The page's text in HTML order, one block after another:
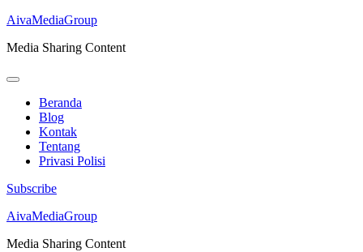
AivaMediaGroup
Media Sharing Content
Beranda
Blog
Kontak
Tentang
Privasi Polisi
Subscribe
Lompat
konten
AivaMediaGroup
Media Sharing Content